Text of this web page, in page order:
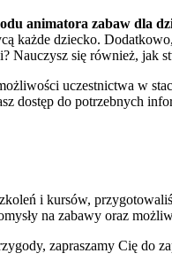
animatora zabaw dla
każde dziecko.
Nauczysz się również, jak
uczestnictwa w
dostęp do potrzebnych
i kursów,
na zabawy oraz
zapraszamy Cię do